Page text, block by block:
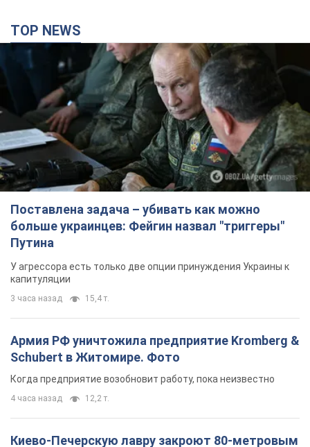
TOP NEWS
Поставлена задача – убивать как можно
больше украинцев: Фейгин назвал "триггеры"
Путина
У агрессора есть только две опции принуждения Украины к
капитуляции
3 часа назад 15,4 т.
Армия РФ уничтожила предприятие Kromberg &
Schubert в Житомире. Фото
Когда предприятие возобновит работу, пока неизвестно
4 часа назад 12,2 т.
Киево-Печерскую лавру закроют 80-метровым